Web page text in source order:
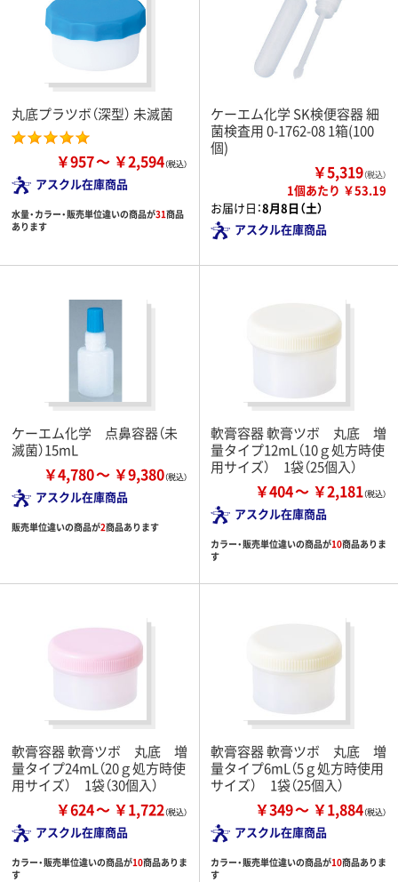
丸底プラツボ（深型） 未滅菌
￥957 ￥2,594
アスクル在庫商品
水量・カラー・販売単位違いの商品が31商品
あります
ケーエム化学 SK検便容器 細
菌検査用 0-1762-08 1箱(100
個)
￥5,319（税込）
1個あたり ￥53.19
お届け日：8月8日（土）
アスクル在庫商品
ケーエム化学 点鼻容器（未
滅菌）15mL
￥4,780 ￥9,380
アスクル在庫商品
販売単位違いの商品が2商品あります
軟膏容器 軟膏ツボ 丸底 増
量タイプ12mL（10ｇ処方時使
用サイズ） 1袋（25個入）
￥404 ￥2,181
アスクル在庫商品
カラー・販売単位違いの商品が10商品ありま
す
軟膏容器 軟膏ツボ 丸底 増
量タイプ24mL（20ｇ処方時使
用サイズ） 1袋（30個入）
￥624 ￥1,722
アスクル在庫商品
カラー・販売単位違いの商品が10商品ありま
す
軟膏容器 軟膏ツボ 丸底 増
量タイプ6mL（5ｇ処方時使用
サイズ） 1袋（25個入）
￥349 ￥1,884
アスクル在庫商品
カラー・販売単位違いの商品が10商品ありま
す